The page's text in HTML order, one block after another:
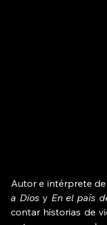
Autor e intérprete
a Dios y En el país
contar historias de